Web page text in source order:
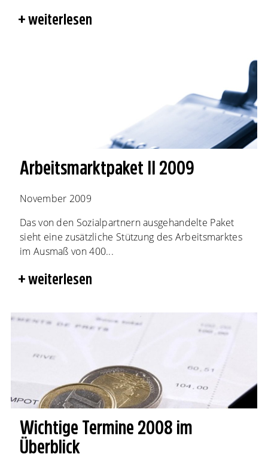
weiterlesen
Arbeitsmarktpaket II 2009
November 2009
Das von den Sozialpartnern ausgehandelte Paket
sieht eine zusätzliche Stützung des Arbeitsmarktes
im Ausmaß von 400...
weiterlesen
Wichtige Termine 2008 im
Überblick